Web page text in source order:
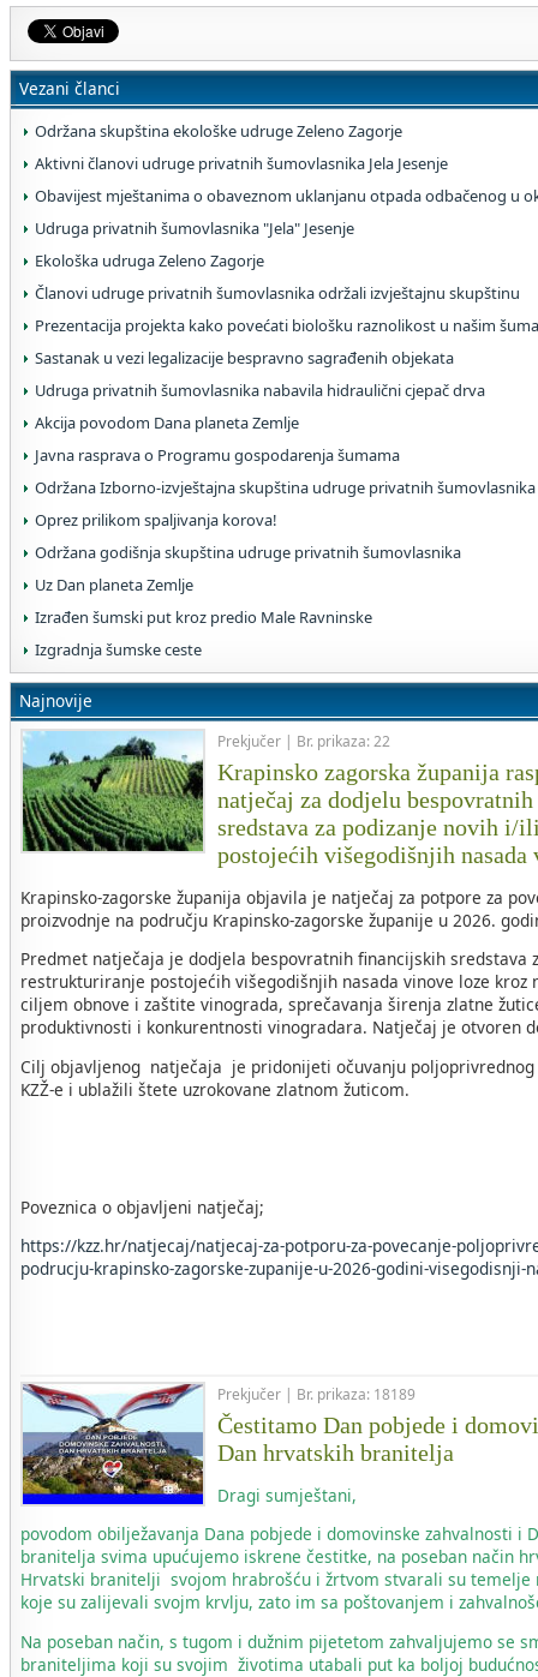
Vezani članci
Održana skupština ekološke udruge Zeleno Zagorje
Aktivni članovi udruge privatnih šumovlasnika Jela Jesenje
Obavijest mještanima o obaveznom uklanjanu otpada odbačenog u
Udruga privatnih šumovlasnika "Jela" Jesenje
Ekološka udruga Zeleno Zagorje
Članovi udruge privatnih šumovlasnika održali izvještajnu skupštinu
Prezentacija projekta kako povećati biološku raznolikost u našim
Sastanak u vezi legalizacije bespravno sagrađenih objekata
Udruga privatnih šumovlasnika nabavila hidraulični cjepač drva
Akcija povodom Dana planeta Zemlje
Javna rasprava o Programu gospodarenja šumama
Održana Izborno-izvještajna skupština udruge privatnih šumovlasnika
Oprez prilikom spaljivanja korova!
Održana godišnja skupština udruge privatnih šumovlasnika
Uz Dan planeta Zemlje
Izrađen šumski put kroz predio Male Ravninske
Izgradnja šumske ceste
Najnovije
Prekjučer | Br. prikaza: 22
Krapinsko zagorska županija
natječaj za dodjelu
sredstava za podizanje novih i/
postojećih višegodišnjih nasada
Krapinsko-zagorske županija objavila je natječaj za potpore za
proizvodnje na području Krapinsko-zagorske županije u 2026.
Predmet natječaja je dodjela bespovratnih financijskih sredstava
restrukturiranje postojećih višegodišnjih nasada vinove loze kroz
ciljem obnove i zaštite vinograda, sprečavanja širenja zlatne
produktivnosti i konkurentnosti vinogradara. Natječaj je otvoren
Cilj objavljenog natječaja je pridonijeti očuvanju
KZŽ-e i ublažili štete uzrokovane zlatnom žuticom.
Poveznica o objavljeni natječaj;
https://kzz.hr/natjecaj/natjecaj-za-potporu-za-povecanje-
podrucju-krapinsko-zagorske-zupanije-u-2026-godini-visegodisnji-
Prekjučer | Br. prikaza: 18189
Čestitamo Dan pobjede i
Dan hrvatskih branitelja
Dragi sumještani,
povodom obilježavanja Dana pobjede i domovinske zahvalnosti i
branitelja svima upućujemo iskrene čestitke, na poseban način
Hrvatski branitelji svojom hrabrošću i žrtvom stvarali su temelje
koje su zalijevali svojm krvlju, zato im sa poštovanjem i
Na poseban način, s tugom i dužnim pijetetom zahvaljujemo se
braniteljima koji su svojim životima utabali put ka boljoj